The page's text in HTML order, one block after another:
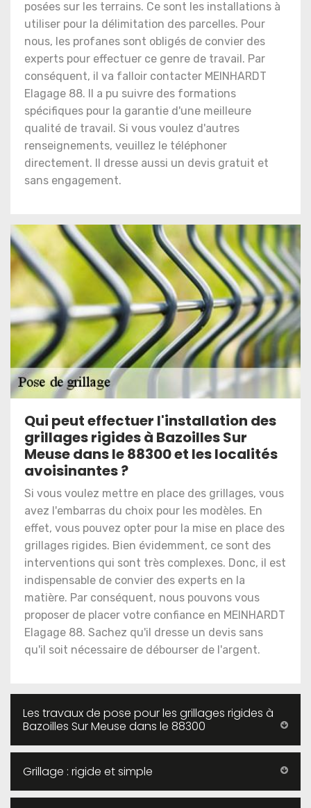
posées sur les terrains. Ce sont les installations à
utiliser pour la délimitation des parcelles. Pour
nous, les profanes sont obligés de convier des
experts pour effectuer ce genre de travail. Par
conséquent, il va falloir contacter MEINHARDT
Elagage 88. Il a pu suivre des formations
spécifiques pour la garantie d'une meilleure
qualité de travail. Si vous voulez d'autres
renseignements, veuillez le téléphoner
directement. Il dresse aussi un devis gratuit et
sans engagement.
Qui peut effectuer l'installation des
grillages rigides à Bazoilles Sur
Meuse dans le 88300 et les localités
avoisinantes ?
Si vous voulez mettre en place des grillages, vous
avez l'embarras du choix pour les modèles. En
effet, vous pouvez opter pour la mise en place des
grillages rigides. Bien évidemment, ce sont des
interventions qui sont très complexes. Donc, il est
indispensable de convier des experts en la
matière. Par conséquent, nous pouvons vous
proposer de placer votre confiance en MEINHARDT
Elagage 88. Sachez qu'il dresse un devis sans
qu'il soit nécessaire de débourser de l'argent.
Les travaux de pose pour les grillages rigides à
Bazoilles Sur Meuse dans le 88300
Grillage : rigide et simple